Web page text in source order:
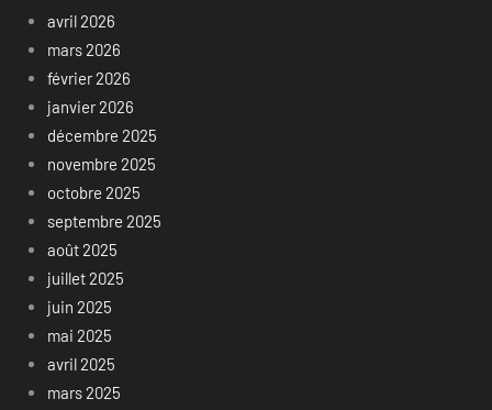
avril 2026
mars 2026
février 2026
janvier 2026
décembre 2025
novembre 2025
octobre 2025
septembre 2025
août 2025
juillet 2025
juin 2025
mai 2025
avril 2025
mars 2025